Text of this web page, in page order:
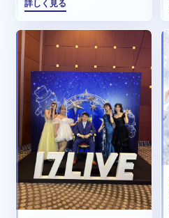
詳しく見る